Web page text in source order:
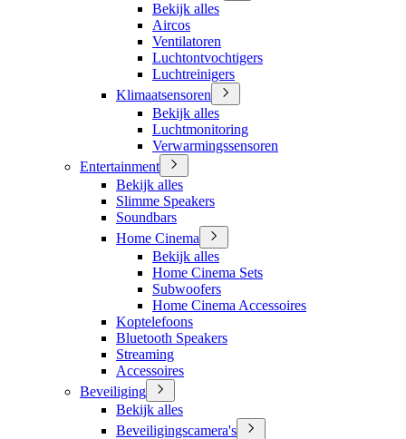
Bekijk alles
Aircos
Ventilatoren
Luchtontvochtigers
Luchtreinigers
Klimaatsensoren
Bekijk alles
Luchtmonitoring
Verwarmingssensoren
Entertainment
Bekijk alles
Slimme Speakers
Soundbars
Home Cinema
Bekijk alles
Home Cinema Sets
Subwoofers
Home Cinema Accessoires
Koptelefoons
Bluetooth Speakers
Streaming
Accessoires
Beveiliging
Bekijk alles
Beveiligingscamera's